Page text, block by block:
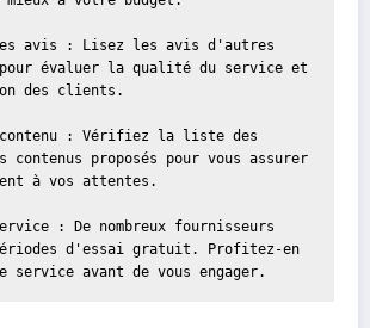
avis : Lisez les avis d'autres
évaluer la qualité du service et
des clients.
contenu : Vérifiez la liste des
contenus proposés pour vous assurer
à vos attentes.
: De nombreux fournisseurs
d'essai gratuit. Profitez-en
service avant de vous engager.